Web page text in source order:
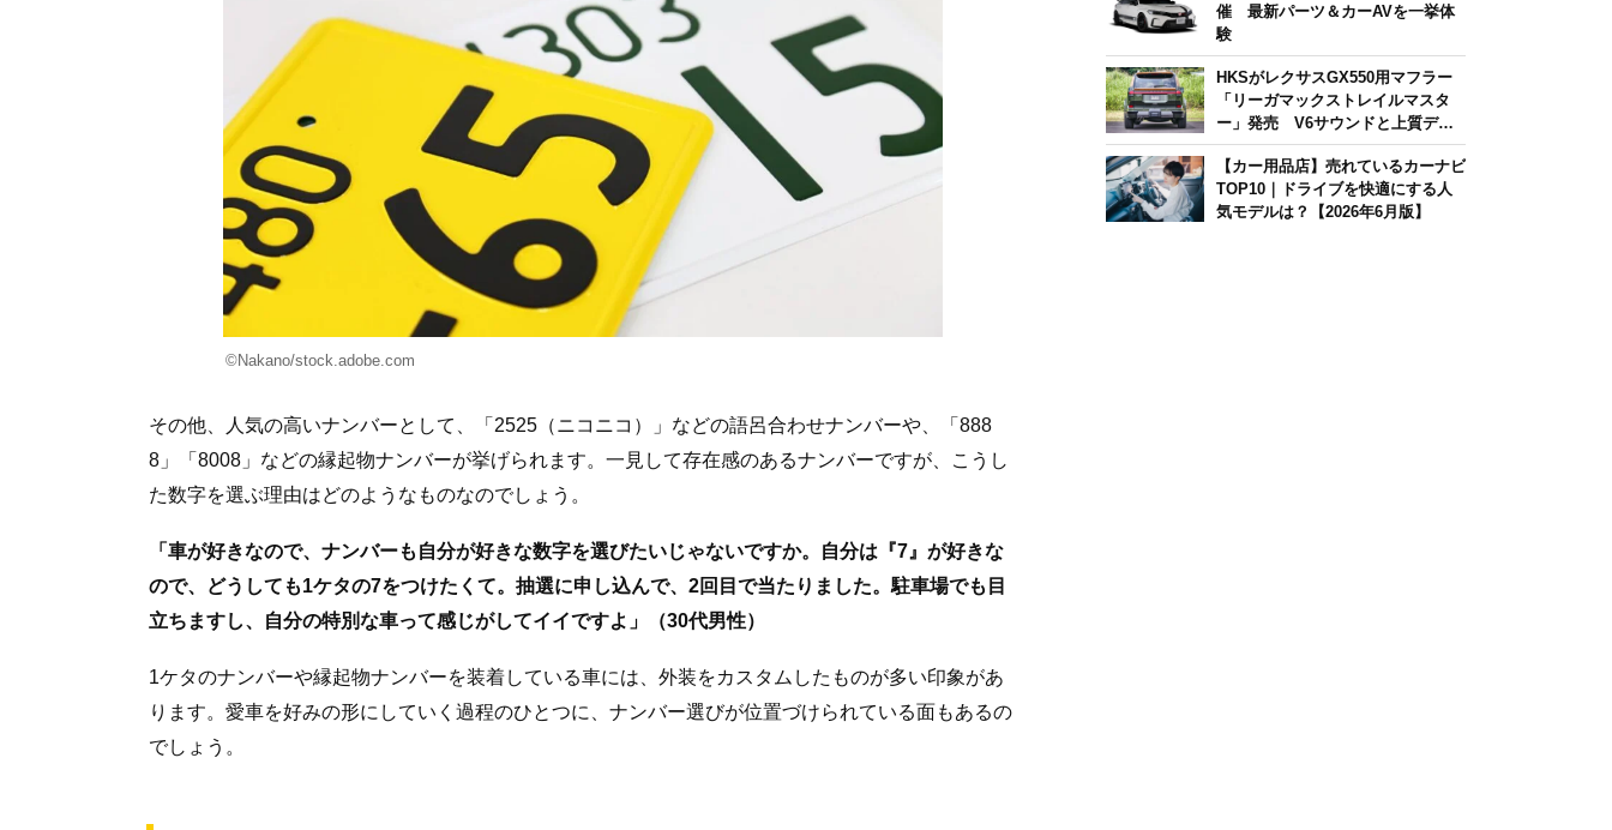
©Nakano/stock.adobe.com
その他、人気の高いナンバーとして、「2525（ニコニコ）」などの語呂合わせナンバーや、「888
8」「8008」などの縁起物ナンバーが挙げられます。一見して存在感のあるナンバーですが、こうし
た数字を選ぶ理由はどのようなものなのでしょう。
「車が好きなので、ナンバーも自分が好きな数字を選びたいじゃないですか。自分は『7』が好きな
ので、どうしても1ケタの7をつけたくて。抽選に申し込んで、2回目で当たりました。駐車場でも目
立ちますし、自分の特別な車って感じがしてイイですよ」（30代男性）
1ケタのナンバーや縁起物ナンバーを装着している車には、外装をカスタムしたものが多い印象があ
ります。愛車を好みの形にしていく過程のひとつに、ナンバー選びが位置づけられている面もあるの
でしょう。
催 最新パーツ＆カーAVを一挙体
験
HKSがレクサスGX550用マフラー
「リーガマックストレイルマスタ
ー」発売 V6サウンドと上質デザ
インを両立
【カー用品店】売れているカーナビ
TOP10｜ドライブを快適にする人
気モデルは？【2026年6月版】